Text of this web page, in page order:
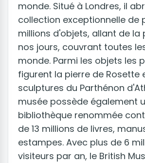
monde. Situé à Londres, il
collection exceptionnelle de
millions d'objets, allant de la
nos jours, couvrant toutes
monde. Parmi les objets les
figurent la pierre de Rosette
sculptures du Parthénon
musée possède également
bibliothèque renommée
de 13 millions de livres,
estampes. Avec plus de 6
visiteurs par an, le British